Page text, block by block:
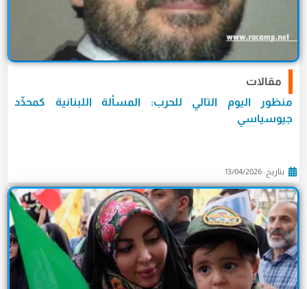
مقالات
منظور اليوم التالي للحرب: المسألة اللبنانية كمحدِّد
جيوسياسي
بتاريخ : 13/04/2026